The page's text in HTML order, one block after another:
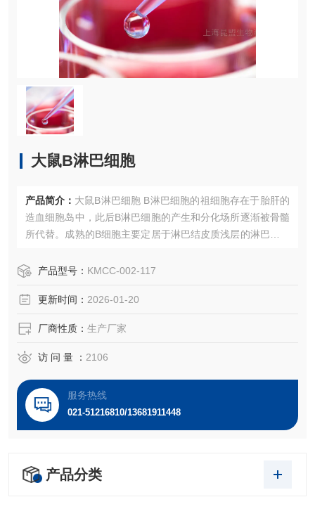
大鼠B淋巴细胞
产品简介： 大鼠B淋巴细胞 B淋巴细胞的祖细胞存在于胎肝的
造血细胞岛中，此后B淋巴细胞的产生和分化场所逐渐被骨髓
所代替。成熟的B细胞主要定居于淋巴结皮质浅层的淋巴小结
化为浆细胞，浆细胞可合成和分泌抗体（免疫球蛋白），主
化为免疫球蛋白基因的重排和膜表面标志的表达。
产品型号： KMCC-002-117
更新时间： 2026-01-20
厂商性质： 生产厂家
访 问 量 ： 2106
服务热线
021-51216810/13681911448
产品分类